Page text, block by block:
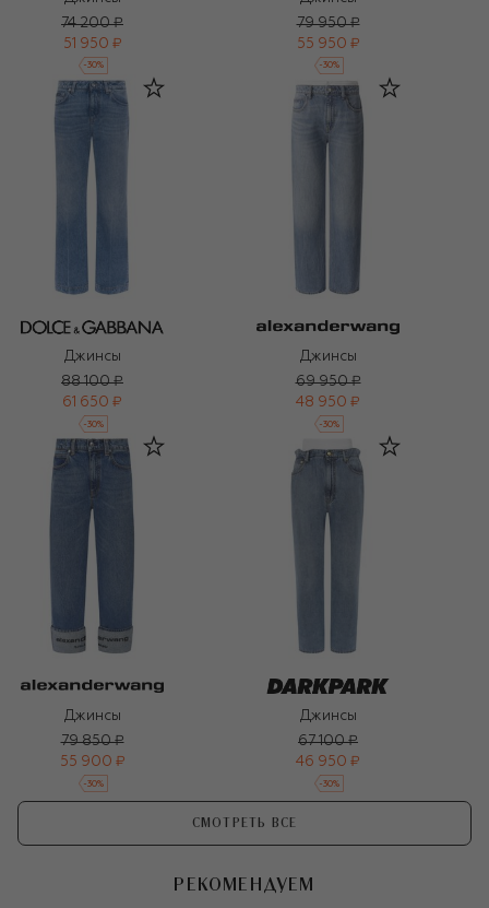
74 200 ₽
51 950 ₽
-30%
79 950 ₽
55 950 ₽
-30%
Джинсы
88 100 ₽
61 650 ₽
-30%
Джинсы
69 950 ₽
48 950 ₽
-30%
Джинсы
79 850 ₽
55 900 ₽
-30%
Джинсы
67 100 ₽
46 950 ₽
-30%
СМОТРЕТЬ ВСЕ
РЕКОМЕНДУЕМ